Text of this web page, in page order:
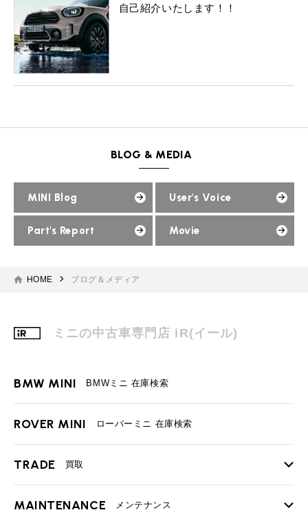
工場
TEL
買取
購入相談
自己紹介いたします！！
BLOG & MEDIA
MINI Blog User's Voice
Part's Report Movie
HOME ブログ＆メディア
ミニの中古車専門店 iR(イール)
BMW MINI BMWミニ 在庫検索
ROVER MINI ローバーミニ 在庫検索
TRADE 買取
TOP
MAINTENANCE メンテナンス